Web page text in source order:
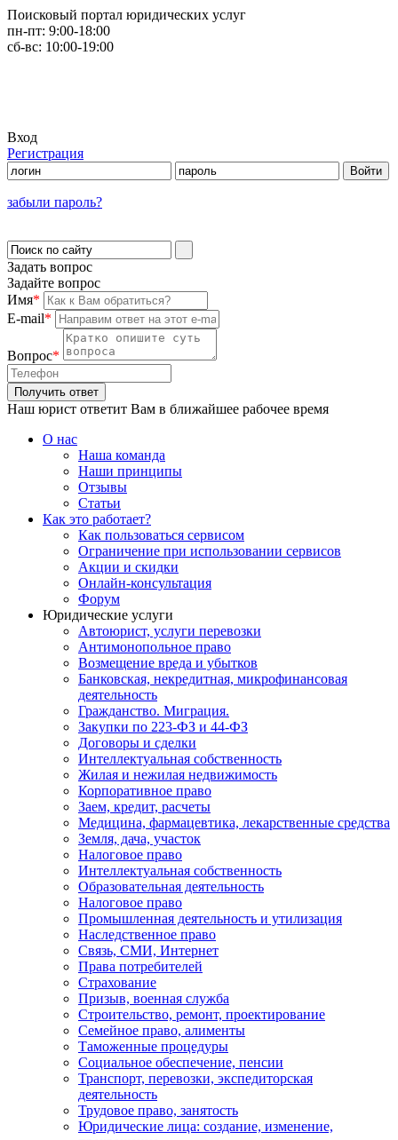
Поисковый портал юридических услуг
пн-пт: 9:00-18:00
сб-вс: 10:00-19:00
Вход
Регистрация
забыли пароль?
Задать вопрос
Задайте вопрос
Имя*
E-mail*
Вопрос*
Наш юрист ответит Вам в ближайшее рабочее время
О нас
Наша команда
Наши принципы
Отзывы
Статьи
Как это работает?
Как пользоваться сервисом
Ограничение при использовании сервисов
Акции и скидки
Онлайн-консультация
Форум
Юридические услуги
Автоюрист, услуги перевозки
Антимонопольное право
Возмещение вреда и убытков
Банковская, некредитная, микрофинансовая
деятельность
Гражданство. Миграция.
Закупки по 223-ФЗ и 44-ФЗ
Договоры и сделки
Интеллектуальная собственность
Жилая и нежилая недвижимость
Корпоративное право
Заем, кредит, расчеты
Медицина, фармацевтика, лекарственные средства
Земля, дача, участок
Налоговое право
Интеллектуальная собственность
Образовательная деятельность
Налоговое право
Промышленная деятельность и утилизация
Наследственное право
Связь, СМИ, Интернет
Права потребителей
Страхование
Призыв, военная служба
Строительство, ремонт, проектирование
Семейное право, алименты
Таможенные процедуры
Социальное обеспечение, пенсии
Транспорт, перевозки, экспедиторская
деятельность
Трудовое право, занятость
Юридические лица: создание, изменение,